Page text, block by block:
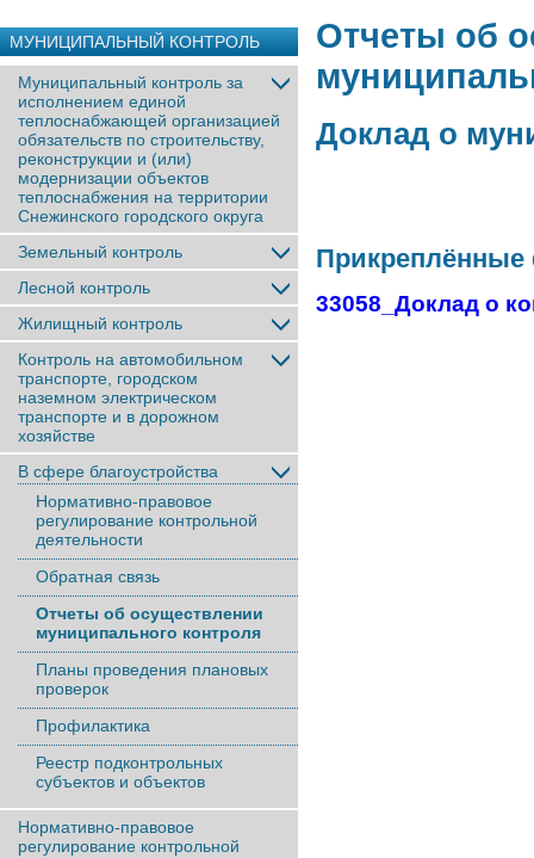
МУНИЦИПАЛЬНЫЙ КОНТРОЛЬ
Муниципальный контроль за
исполнением единой
теплоснабжающей организацией
обязательств по строительству,
реконструкции и (или)
модернизации объектов
теплоснабжения на территории
Снежинского городского округа
Земельный контроль
Лесной контроль
Жилищный контроль
Контроль на автомобильном
транспорте, городском
наземном электрическом
транспорте и в дорожном
хозяйстве
В сфере благоустройства
Нормативно-правовое
регулирование контрольной
деятельности
Обратная связь
Отчеты об осуществлении
муниципального контроля
Планы проведения плановых
проверок
Профилактика
Реестр подконтрольных
субъектов и объектов
Нормативно-правовое
регулирование контрольной
Отчеты об
Доклад о
33058_Доклад о